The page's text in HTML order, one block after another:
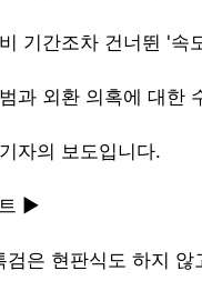
기간조차 건너뛴 '속
과 외환 의혹에 대한
자의 보도입니다.
▶
검은 현판식도 하지